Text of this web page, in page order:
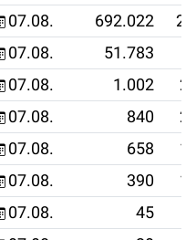
07.08. 692.022
07.08. 51.783
07.08. 1.002
07.08. 840
07.08. 658
07.08. 390
07.08. 45